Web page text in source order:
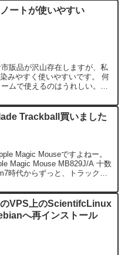
ートが使いやすい
販品が沢山存在しますが、私
みやすく使いやすいです。 何
ムで使えるのはうれしい。
Trackball買いました
Magic Mouseですよねー。
Magic Mouse MB829J/A 十数
時代からずっと、トラックボ
のVPS上のScientifcLinux
へ再インストール